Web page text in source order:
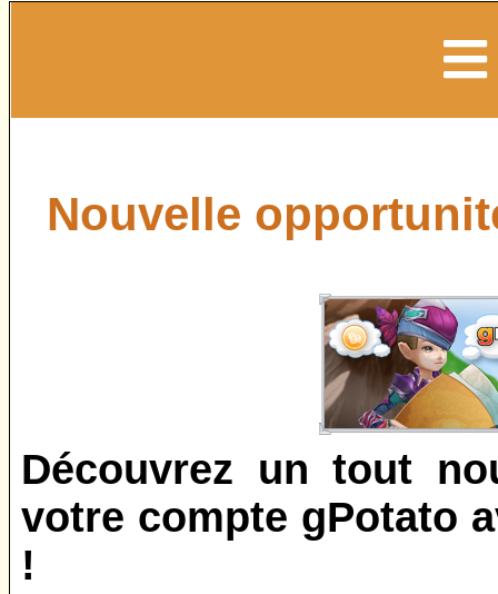
Nouvelle
Découvrez un tout
votre compte gPotato
!